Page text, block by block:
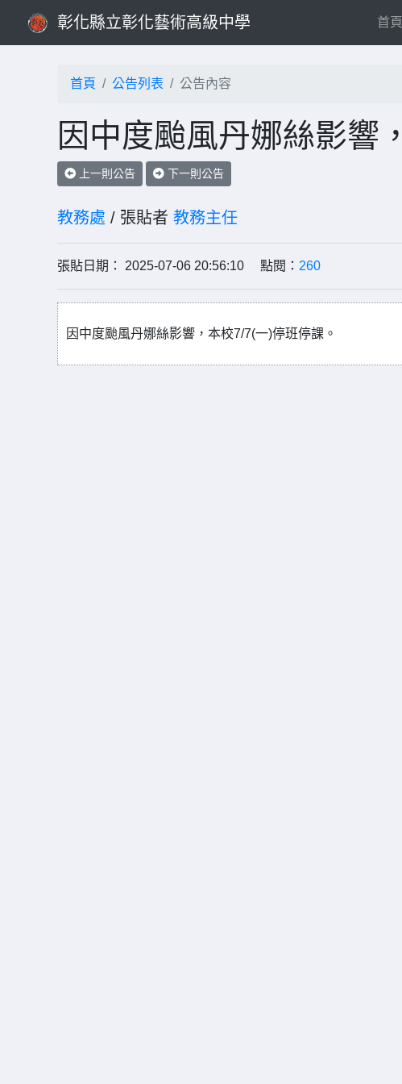
彰化縣立彰化藝術高級中學 首頁
首頁 公告列表 公告內容
因中度颱風丹娜絲影響
上一則公告 下一則公告
教務處 / 張貼者 教務主任
張貼日期： 2025-07-06 20:56:10 點閱： 260
因中度颱風丹娜絲影響，本校7/7(一)停班停課。